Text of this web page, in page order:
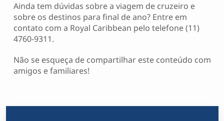
Ainda tem dúvidas sobre a viagem de cruzeiro e
sobre os destinos para final de ano? Entre em
contato com a Royal Caribbean pelo telefone (11)
4760-9311.
Não se esqueça de compartilhar este conteúdo com
amigos e familiares!